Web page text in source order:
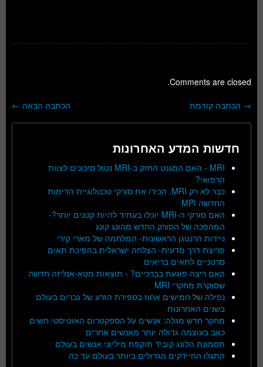
Comments are closed.
ניווט בפוסטים הכתבה הבאה ← → הכתבה קודמת
חדשות המדע האחרונות
MRI - האם המגנט החזק ב-MRI נטול סיכונים לצוות
הרפואי?
כבר לא רק MRI, הכירו את סורקי טכנולוגיית הדימות
החדשה MPI
האם סורקי ה-MRI יוכלו בעתיד להיות קטנים יותר?-
המהפכה של הסורק החדש מהונג קונג
ניידות הרנטגן הראשונות- המלחמה של מארי קירי
פריצת דרך מדעית- הצלחה ישראלית בהפיכת תאים
סרטניים לתאים בריאים
האם ריצה פוגעת בברכיים? - תוצאות מטא-אנליזה חדשה
שסוקרת מחקרי MRI
נפילה של חמישים אחוז בספירת הזרע של גברים בעולם
בשנים האחרונות
מחקר חדש מגלה: אנשים על הספקטרום האוטיסטי חשים
כאב בעוצמה גדולה יותר מאנשים אחרים
תסמונת הלונג קוביד תוקפת מיליוני אנשים בעולם
התגלו החיידקים הגדולים ביותר בעולם עד כה